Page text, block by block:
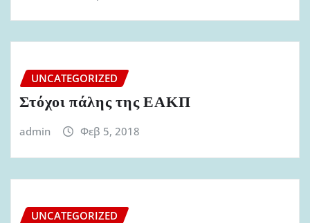
UNCATEGORIZED
Στόχοι πάλης της ΕΑΚΠ
admin Φεβ 5, 2018
UNCATEGORIZED